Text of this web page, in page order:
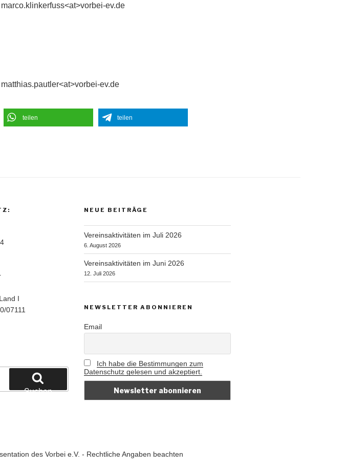
marco.klinkerfuss<at>vorbei-ev.de
matthias.pautler<at>vorbei-ev.de
teilen teilen
I
07111
Suchen
NEUE BEITRÄGE
Vereinsaktivitäten im Juli 2026
6. August 2026
Vereinsaktivitäten im Juni 2026
12. Juli 2026
NEWSLETTER ABONNIEREN
Email
Ich habe die Bestimmungen zum
Datenschutz gelesen und akzeptiert.
des Vorbei e.V. - Rechtliche Angaben beachten